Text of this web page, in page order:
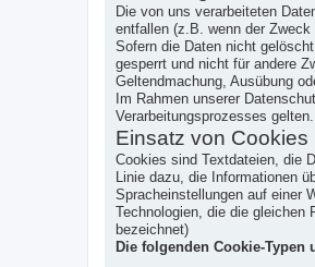
Die von uns verarbeiteten
entfallen (z.B. wenn der
Sofern die Daten nicht
gesperrt und nicht für andere
Geltendmachung, Ausübung
Im Rahmen unserer
Verarbeitungsprozesses gelten.
Einsatz von Cookies
Cookies sind Textdateien, die
Linie dazu, die Informationen
Spracheinstellungen auf einer
Technologien, die die
bezeichnet)
Die folgenden Cookie-